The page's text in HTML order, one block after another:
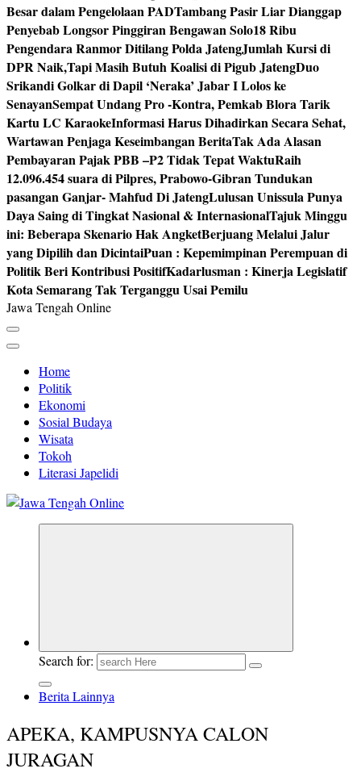
Besar dalam Pengelolaan PADTambang Pasir Liar Dianggap
Penyebab Longsor Pinggiran Bengawan Solo18 Ribu
Pengendara Ranmor Ditilang Polda JatengJumlah Kursi di
DPR Naik,Tapi Masih Butuh Koalisi di Pigub JatengDuo
Srikandi Golkar di Dapil ‘Neraka’ Jabar I Lolos ke
SenayanSempat Undang Pro -Kontra, Pemkab Blora Tarik
Kartu LC KaraokeInformasi Harus Dihadirkan Secara Sehat,
Wartawan Penjaga Keseimbangan BeritaTak Ada Alasan
Pembayaran Pajak PBB –P2 Tidak Tepat WaktuRaih
12.096.454 suara di Pilpres, Prabowo-Gibran Tundukan
pasangan Ganjar- Mahfud Di JatengLulusan Unissula Punya
Daya Saing di Tingkat Nasional & InternasionalTajuk Minggu
ini: Beberapa Skenario Hak AngketBerjuang Melalui Jalur
yang Dipilih dan DicintaiPuan : Kepemimpinan Perempuan di
Politik Beri Kontribusi PositifKadarlusman : Kinerja Legislatif
Kota Semarang Tak Terganggu Usai Pemilu
Jawa Tengah Online
Home
Politik
Ekonomi
Sosial Budaya
Wisata
Tokoh
Literasi Japelidi
Search for:
Berita Lainnya
APEKA, KAMPUSNYA CALON
JURAGAN